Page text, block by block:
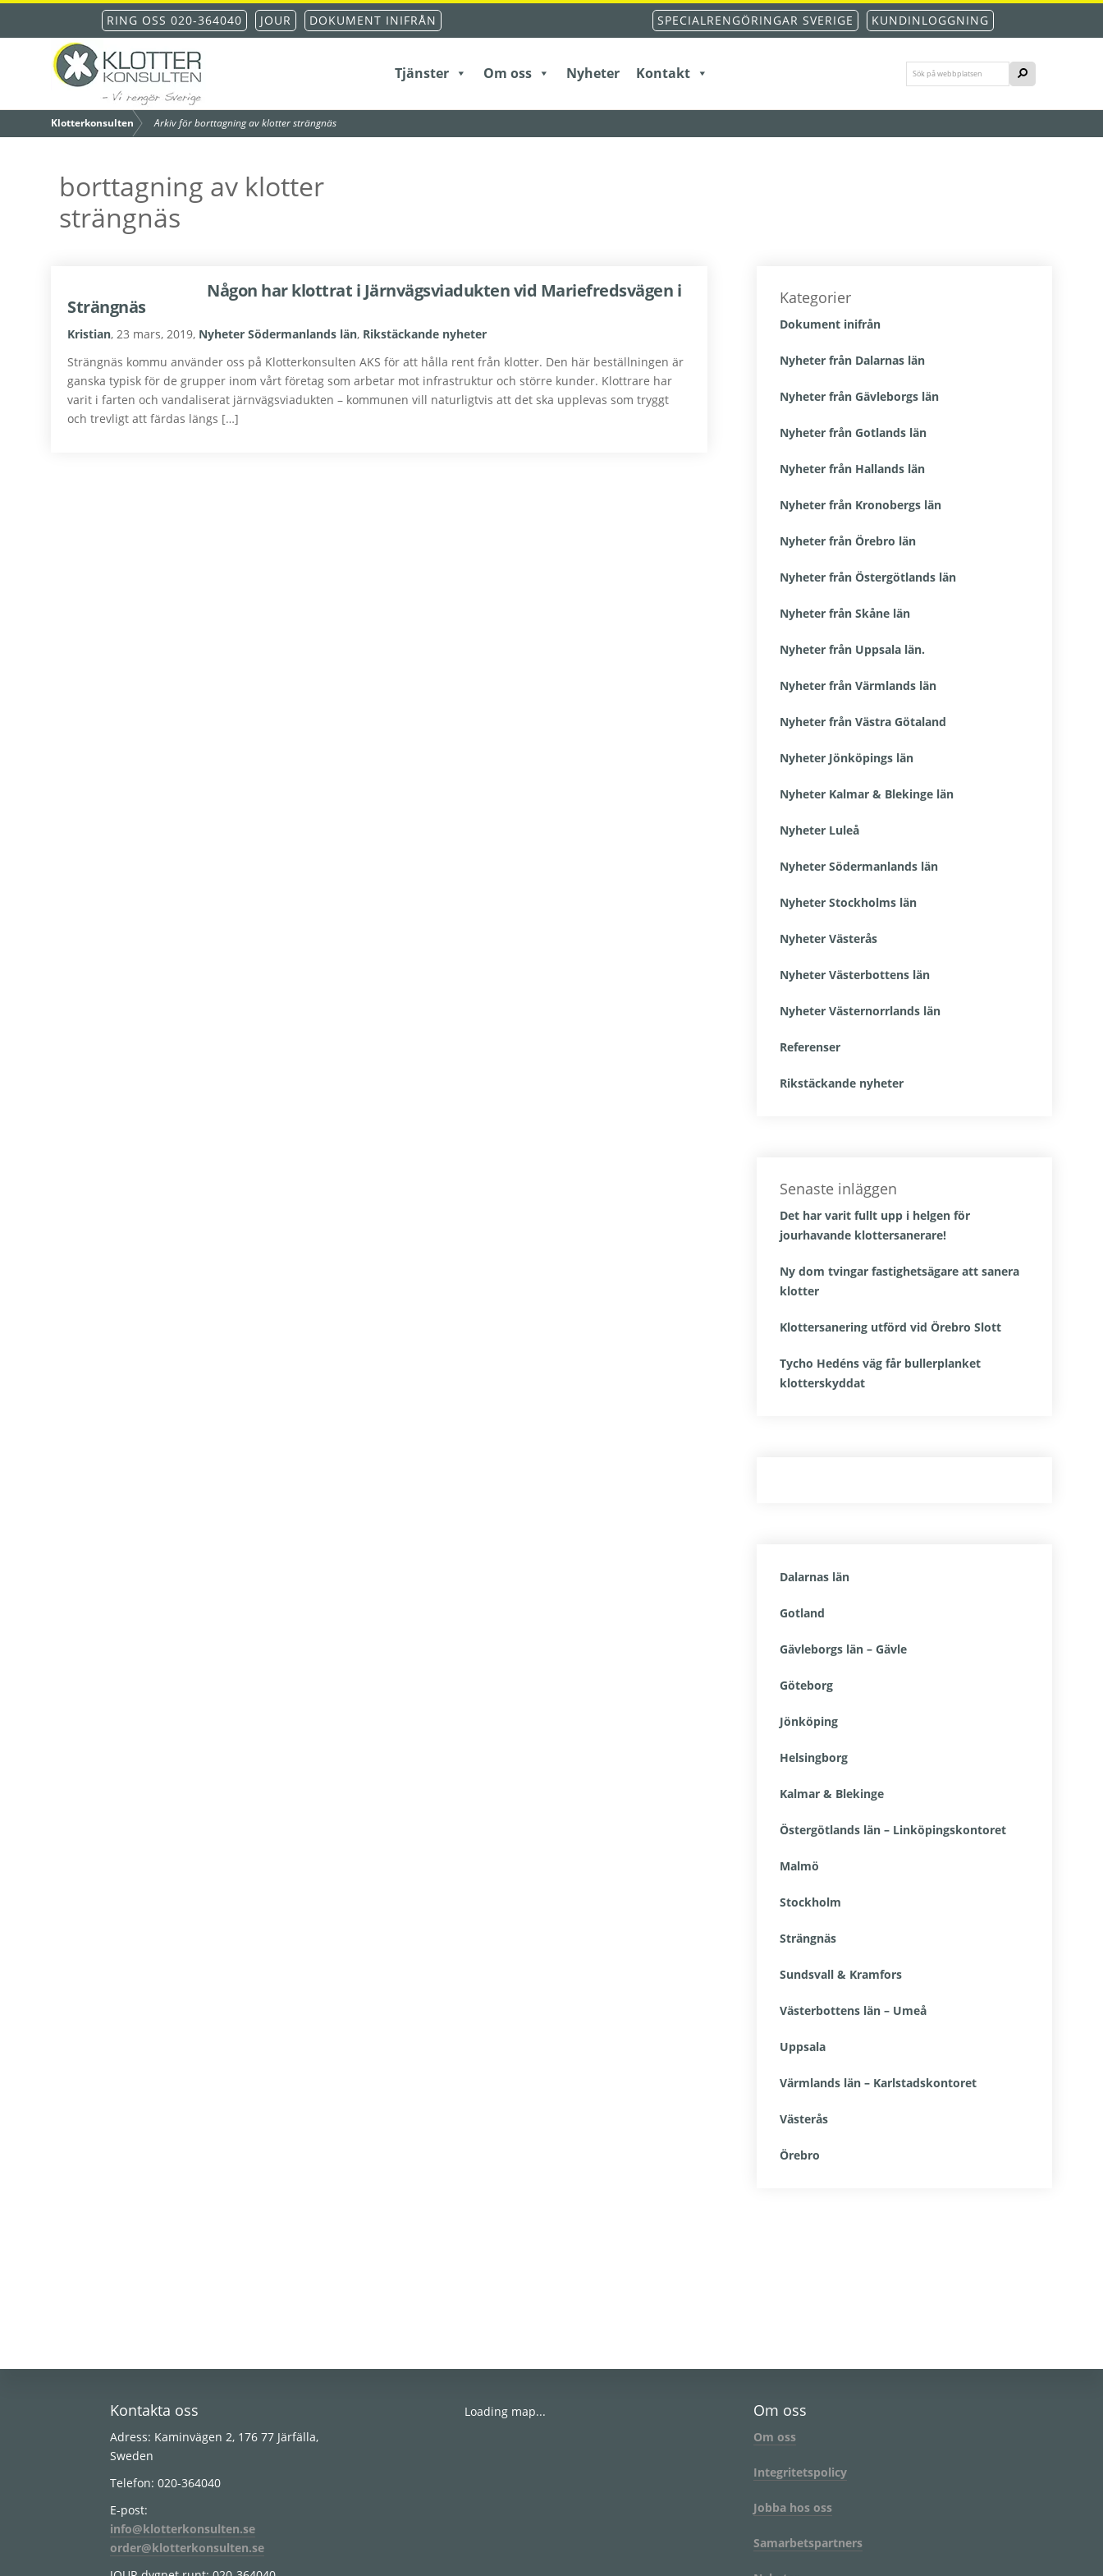
huvudnavigering
huvudinnehåll
RING OSS 020-364040 JOUR DOKUMENT INIFRÅN SPECIALRENGÖRINGAR SVERIGE KUNDINLOGGNING
Klottersanering – din
klotter inom 48
Tjänster Om oss Nyheter Kontakt
Sök
på
SÖK
Klotterkonsulten /
Arkiv för borttagning av klotter strängnäs
borttagning av klotter
strängnäs
Någon har klottrat i Järnvägsviadukten vid Mariefredsvägen i
Strängnäs
Kristian, 23 mars, 2019, Nyheter Södermanlands län, Rikstäckande nyheter
Strängnäs kommu använder oss på Klotterkonsulten AKS för att hålla rent från klotter. Den här beställningen är
ganska typisk för de grupper inom vårt företag som arbetar mot infrastruktur och större kunder. Klottrare har
varit i farten och vandaliserat järnvägsviadukten – kommunen vill naturligtvis att det ska upplevas som tryggt
och trevligt att färdas längs […]
sidofält
Kategorier
Dokument inifrån
Nyheter från Dalarnas län
Nyheter från Gävleborgs län
Nyheter från Gotlands län
Nyheter från Hallands län
Nyheter från Kronobergs län
Nyheter från Örebro län
Nyheter från Östergötlands län
Nyheter från Skåne län
Nyheter från Uppsala län.
Nyheter från Värmlands län
Nyheter från Västra Götaland
Nyheter Jönköpings län
Nyheter Kalmar & Blekinge län
Nyheter Luleå
Nyheter Södermanlands län
Nyheter Stockholms län
Nyheter Västerås
Nyheter Västerbottens län
Nyheter Västernorrlands län
Referenser
Rikstäckande nyheter
Senaste inläggen
Det har varit fullt upp i helgen för
jourhavande klottersanerare!
Ny dom tvingar fastighetsägare att sanera
klotter
Klottersanering utförd vid Örebro Slott
Tycho Hedéns väg får bullerplanket
klotterskyddat
Dalarnas län
Gotland
Gävleborgs län – Gävle
Göteborg
Jönköping
Helsingborg
Kalmar & Blekinge
Östergötlands län – Linköpingskontoret
Malmö
Stockholm
Strängnäs
Sundsvall & Kramfors
Västerbottens län – Umeå
Uppsala
Värmlands län – Karlstadskontoret
Västerås
Örebro
Kontakta oss
Adress: Kaminvägen 2, 176 77 Järfälla,
Sweden
Telefon: 020-364040
E-post:
info@klotterkonsulten.se
order@klotterkonsulten.se
Loading map... Om oss
Om oss
Integritetspolicy
Jobba hos oss
Samarbetspartners